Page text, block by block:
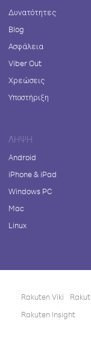
Δυνατότητες
Blog
Ασφάλεια
Viber Out
Χρεώσεις
Υποστήριξη
ΛΉΨΗ
Android
iPhone & iPad
Windows PC
Mac
Linux
Rakuten Viki
Rakuten Insight